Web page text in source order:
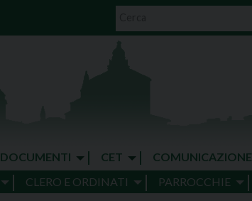
DOCUMENTI CET COMUNICAZIONE
CLERO E ORDINATI PARROCCHIE